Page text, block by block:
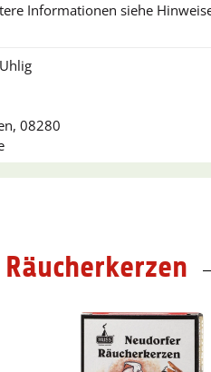
Informationen siehe
08280